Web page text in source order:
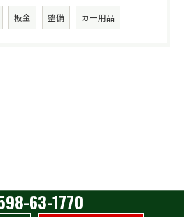
板金 整備 カー用品
63-1770